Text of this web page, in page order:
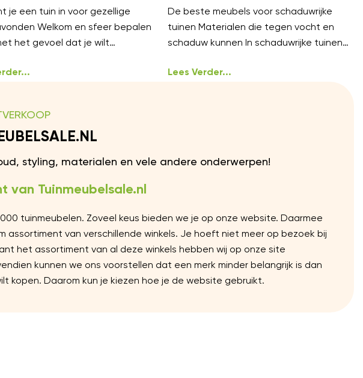
familieavonden?
je een tuin in voor gezellige
Welkom en sfeer bepalen
het gevoel dat je wilt
schaduwrijke tuinen
De beste meubels voor schaduwrijke
tuinen Materialen die tegen vocht en
schaduw kunnen In schaduwrijke tuinen
uitdagingen. Kies meubels van
Lees Verder...
styling, materialen en vele andere onderwerpen!
van Tuinmeubelsale.nl
tuinmeubelen. Zoveel keus bieden we je op onze website. Daarmee
assortiment van verschillende winkels. Je hoeft niet meer op bezoek bij
het assortiment van al deze winkels hebben wij op onze site
kunnen we ons voorstellen dat een merk minder belangrijk is dan
kopen. Daarom kun je kiezen hoe je de website gebruikt.